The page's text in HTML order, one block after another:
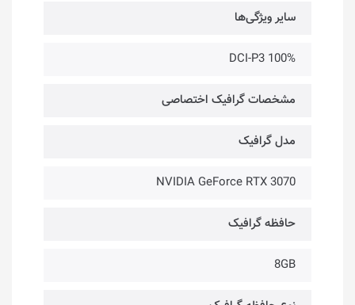
سایر ویژگی‌ها
DCI-P3 100%
مشخصات گرافیک اختصاصی
مدل گرافیک
NVIDIA GeForce RTX 3070
حافظه گرافیک
8GB